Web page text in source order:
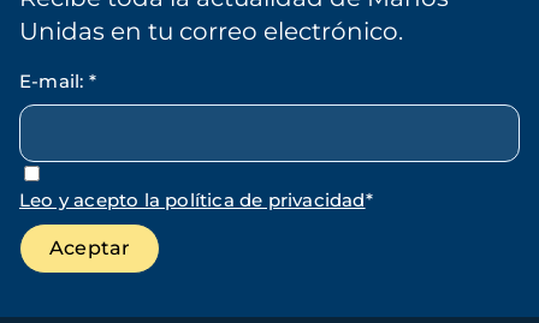
Unidas en tu correo electrónico.
E-mail: *
Leo y acepto la política de privacidad*